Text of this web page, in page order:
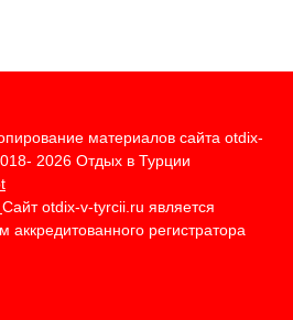
материалов сайта otdix-
2026 Отдых в Турции
Сайт otdix-v-tyrcii.ru является
регистратора